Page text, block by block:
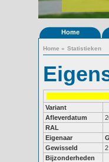
Home
Home » Statistieken
Variant
Afleverdatum
RAL
Eigenaar
Gewisseld
Bijzonderheden